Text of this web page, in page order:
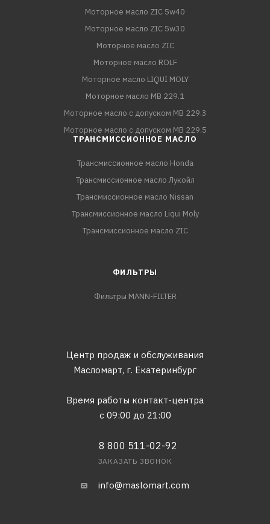
Моторное масло ZIC 5w40
Моторное масло ZIC 5w30
Моторное масло ZIC
Моторное масло ROLF
Моторное масло LIQUI MOLY
Моторное масло MB 229.1
Моторное масло с допуском MB 229.3
Моторное масло с допуском MB 229.5
ТРАНСМИССИОННОЕ МАСЛО
Трансмиссионное масло Honda
Трансмиссионное масло Лукойл
Трансмиссионное масло Nissan
Трансмиссионное масло Liqui Moly
Трансмиссионное масло ZIC
ФИЛЬТРЫ
Фильтры MANN-FILTER
Центр продаж и обслуживания
Масломарт, г. Екатеринбург
Время работы контакт-центра
с 09:00 до 21:00
8 800 511-02-92
ЗАКАЗАТЬ ЗВОНОК
info@maslomart.com